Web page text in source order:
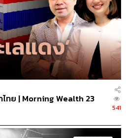
ไทย | Morning Wealth 23
541